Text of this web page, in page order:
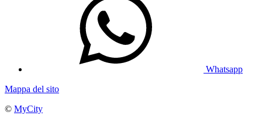
Whatsapp
Mappa del sito
© MyCity